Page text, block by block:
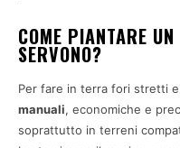
COME PIANTARE
SERVONO?
Per fare in terra fori stretti
manuali, economiche e
soprattutto in terreni